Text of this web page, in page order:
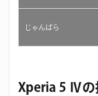
じゃんぱら
Xperia 5 Ⅳの